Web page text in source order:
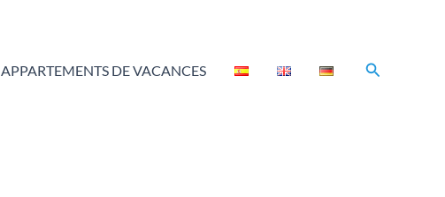
APPARTEMENTS DE VACANCES Rechercher